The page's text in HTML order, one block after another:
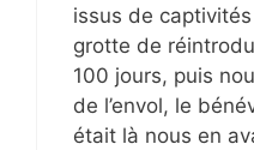
issus de
grotte de
100 jours, puis
de l’envol, le
était là nous en